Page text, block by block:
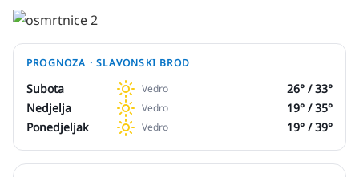
PROGNOZA ·SLAVONSKI BROD
Subota Vedro 26° /33°
Nedjelja
Vedro 19° /35°
Ponedjeljak
Vedro 19° /39°